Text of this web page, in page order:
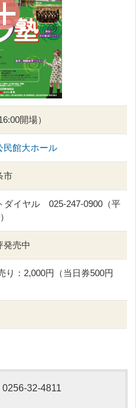
開場）
民館大ホール
市
ダイヤル 025-247-0900（平
）
発売中
り：2,000円（当日券500円
32-4811